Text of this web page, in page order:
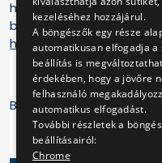
hozzájáruljunk a város
bővebben itt
https://www.bkv.hu/hu/
BKV Zrt.
kezeléséhez hozzájárul.
A böngészők egy része
automatikusan elfogadja a
beállítás is
érdekében, hogy a jövőre
felhasználó
automatikus elfogadást.
További részletek a
beállításairól:
Chrome